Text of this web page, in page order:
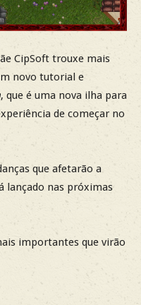
CipSoft trouxe mais
novo tutorial e
, que é uma nova ilha para
de começar no
que afetarão a
lançado nas próximas
importantes que virão